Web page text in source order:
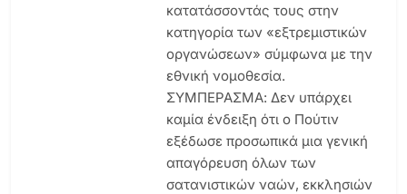
κατατάσσοντάς τους στην
κατηγορία των «εξτρεμιστικών
οργανώσεων» σύμφωνα με την
εθνική νομοθεσία.
ΣΥΜΠΕΡΑΣΜΑ: Δεν υπάρχει
καμία ένδειξη ότι ο Πούτιν
εξέδωσε προσωπικά μια γενική
απαγόρευση όλων των
σατανιστικών ναών, εκκλησιών